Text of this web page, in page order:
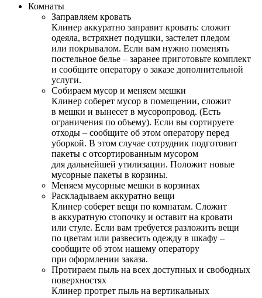
Комнаты
Заправляем кровать
Клинер аккуратно заправит кровать: сложит
одеяла, встряхнет подушки, застелет пледом
или покрывалом. Если вам нужно поменять
постельное белье – заранее приготовьте комплект
и сообщите оператору о заказе дополнительной
услуги.
Собираем мусор и меняем мешки
Клинер соберет мусор в помещении, сложит
в мешки и вынесет в мусоропровод. (Есть
ограничения по объему). Если вы сортируете
отходы – сообщите об этом оператору перед
уборкой. В этом случае сотрудник подготовит
пакеты с отсортированным мусором
для дальнейшей утилизации. Положит новые
мусорные пакеты в корзины.
Меняем мусорные мешки в корзинах
Раскладываем аккуратно вещи
Клинер соберет вещи по комнатам. Сложит
в аккуратную стопочку и оставит на кровати
или стуле. Если вам требуется разложить вещи
по цветам или развесить одежду в шкафу –
сообщите об этом нашему оператору
при оформлении заказа.
Протираем пыль на всех доступных и свободных
поверхностях
Клинер протрет пыль на вертикальных